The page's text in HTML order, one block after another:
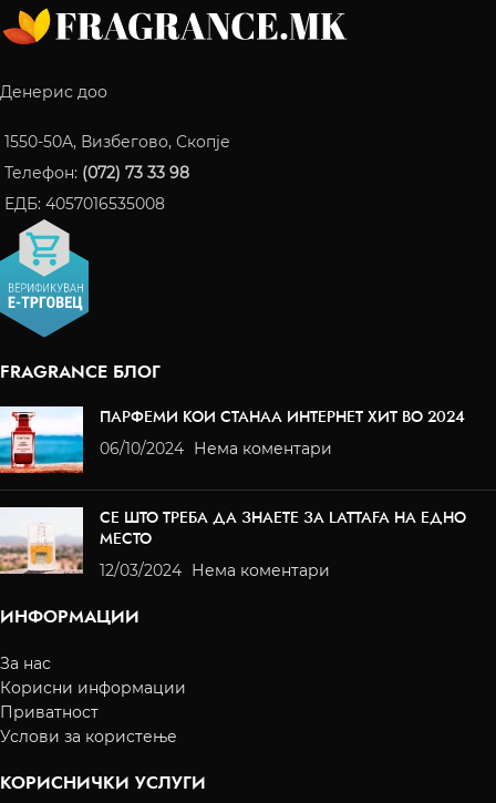
Денерис доо
1550-50A, Визбегово, Скопје
Телефон: (072) 73 33 98
ЕДБ: 4057016535008
FRAGRANCE БЛОГ
ПАРФЕМИ КОИ СТАНАА ИНТЕРНЕТ ХИТ ВО 2024
06/10/2024 Нема коментари
СЕ ШТО ТРЕБА ДА ЗНАЕТЕ ЗА LATTAFA НА ЕДНО
МЕСТО
12/03/2024 Нема коментари
ИНФОРМАЦИИ
За нас
Корисни информации
Приватност
Услови за користење
КОРИСНИЧКИ УСЛУГИ